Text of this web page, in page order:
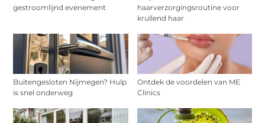
gestroomlijnd evenement
haarverzorgingsroutine voor
krullend haar
Buitengesloten Nijmegen? Hulp
is snel onderweg
Ontdek de voordelen van ME
Clinics